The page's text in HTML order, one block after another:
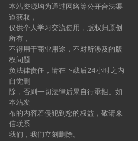
本站资源均为通过网络等公开合法渠
道获取，
仅供个人学习交流使用，版权归原创
所有，
不得用于商业用途，不对所涉及的版
权问题
负法律责任，请在下载后24小时之内
自觉删
除，否则一切法律后果自行承担。如
本站发
布的内容若侵犯到您的权益，敬请来
信联系
我们，我们立刻删除。